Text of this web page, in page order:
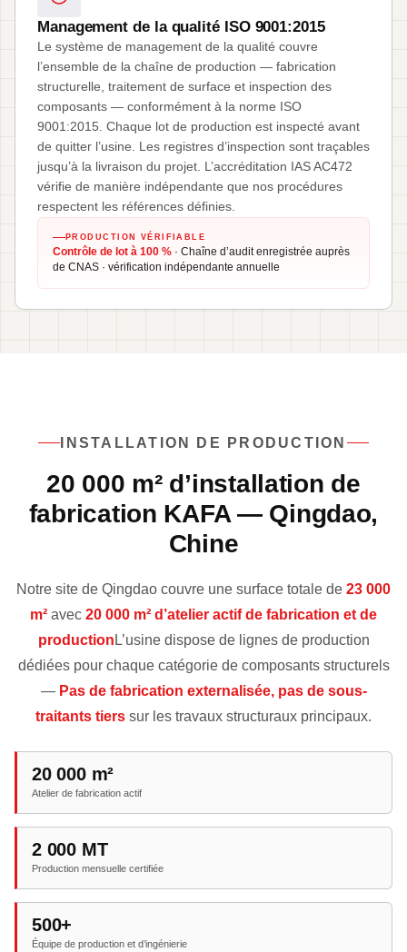
Management de la qualité ISO 9001:2015
Le système de management de la qualité couvre
l’ensemble de la chaîne de production — fabrication
structurelle, traitement de surface et inspection des
composants — conformément à la norme ISO
9001:2015. Chaque lot de production est inspecté avant
de quitter l’usine. Les registres d’inspection sont traçables
jusqu’à la livraison du projet. L’accréditation IAS AC472
vérifie de manière indépendante que nos procédures
respectent les références définies.
PRODUCTION VÉRIFIABLE
Contrôle de lot à 100 % · Chaîne d’audit enregistrée auprès
de CNAS · vérification indépendante annuelle
INSTALLATION DE PRODUCTION
20 000 m² d’installation de
fabrication KAFA — Qingdao,
Chine
Notre site de Qingdao couvre une surface totale de 23 000
m² avec 20 000 m² d’atelier actif de fabrication et de
production L’usine dispose de lignes de production
dédiées pour chaque catégorie de composants structurels
— Pas de fabrication externalisée, pas de sous-
traitants tiers sur les travaux structuraux principaux.
20 000 m²
Atelier de fabrication actif
2 000 MT
Production mensuelle certifiée
500+
Équipe de production et d’ingénierie